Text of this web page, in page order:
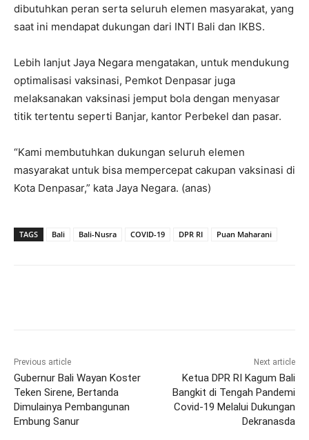
dibutuhkan peran serta seluruh elemen masyarakat, yang
saat ini mendapat dukungan dari INTI Bali dan IKBS.
Lebih lanjut Jaya Negara mengatakan, untuk mendukung
optimalisasi vaksinasi, Pemkot Denpasar juga
melaksanakan vaksinasi jemput bola dengan menyasar
titik tertentu seperti Banjar, kantor Perbekel dan pasar.
“Kami membutuhkan dukungan seluruh elemen
masyarakat untuk bisa mempercepat cakupan vaksinasi di
Kota Denpasar,” kata Jaya Negara. (anas)
TAGS Bali Bali-Nusra COVID-19 DPR RI Puan Maharani
Previous article
Gubernur Bali Wayan Koster
Teken Sirene, Bertanda
Dimulainya Pembangunan
Embung Sanur
Next article
Ketua DPR RI Kagum Bali
Bangkit di Tengah Pandemi
Covid-19 Melalui Dukungan
Dekranasda